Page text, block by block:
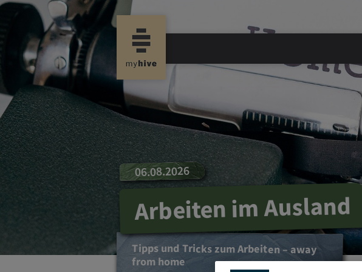
06.08.2026
Arbeiten im Ausland
Tipps und Tricks zum Arbeiten – away
from home